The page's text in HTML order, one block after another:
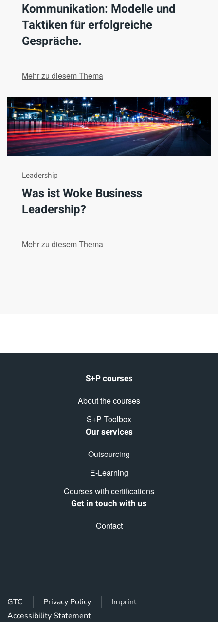
Kommunikation: Modelle und
Taktiken für erfolgreiche
Gespräche.
Mehr zu diesem Thema
Leadership
Was ist Woke Business
Leadership?
Mehr zu diesem Thema
S+P courses
About the courses
S+P Toolbox
Our services
Outsourcing
E-Learning
Courses with certifications
Get in touch with us
Contact
GTC Privacy Policy
Imprint
Accessibility Statement